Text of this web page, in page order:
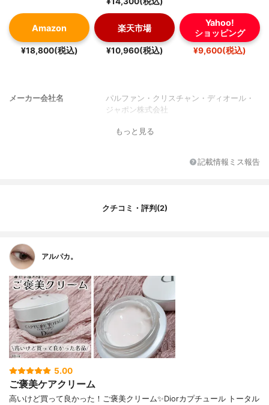
Amazon
¥18,800(税込)
楽天市場
¥10,960(税込)
Yahoo!
ショッピング
¥9,600(税込)
メーカー会社名
パルファン・クリスチャン・ディオール・
ジャポン株式会社
もっと見る
記載情報ミス報告
クチコミ・評判(2)
アルパカ。
5.00
ご褒美ケアクリーム
高いけど買って良かった！ご褒美クリーム✨Diorカプチュール トータル